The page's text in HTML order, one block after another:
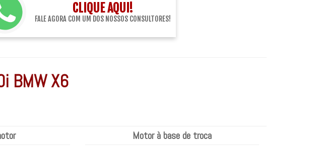
CLIQUE AQUI!
FALE AGORA COM UM DOS NOSSOS CONSULTORES!
BMW X6
Motor à base de troca